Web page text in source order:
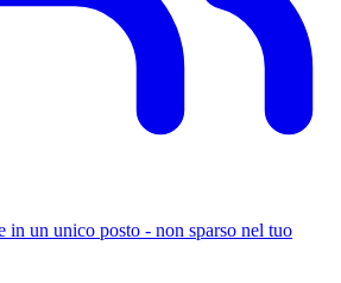
in un unico posto - non sparso nel tuo